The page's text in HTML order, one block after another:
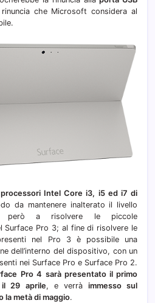
che Microsoft considera al
processori Intel Core i3, i5 ed i7 di
da mantenere inalterato il livello
però a risolvere le piccole
Surface Pro 3; al fine di risolvere le
nel Pro 3 è possibile una
dell’interno del dispositivo, con un
nei Surface Pro e Surface Pro 2.
Pro 4 sarà presentato il primo
il 29 aprile, e verrà immesso sul
la metà di maggio.